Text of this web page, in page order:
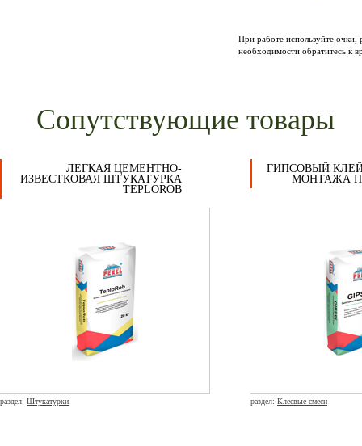
При работе используйте
необходимости обратитесь к
Сопутствующие товары
ЛЕГКАЯ ЦЕМЕНТНО-
ИЗВЕСТКОВАЯ ШТУКАТУРКА
TEPLOROB
раздел: Штукатурки
ГИПСОВЫЙ КЛЕЙ
МОНТАЖА
раздел: Клеевые смеси